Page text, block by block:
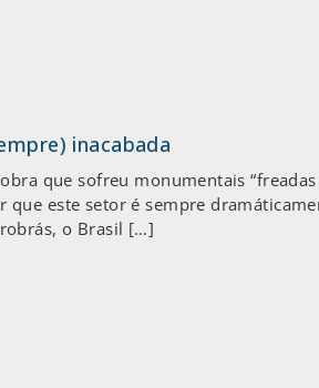
inacabada
que sofreu monumentais
este setor é sempre
o Brasil […]